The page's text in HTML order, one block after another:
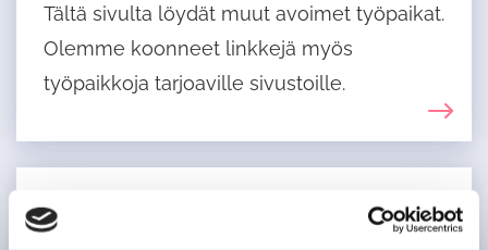
Tältä sivulta löydät muut avoimet työpaikat.
Olemme koonneet linkkejä myös
työpaikkoja tarjoaville sivustoille.
Ulkoinen
palvelu
Sähköinen ajanvaraus